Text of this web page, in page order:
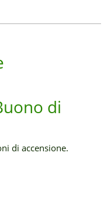
di
di accensione.